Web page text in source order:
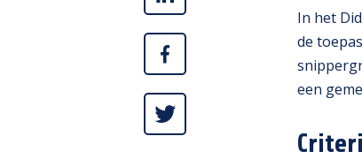
In het
de
een